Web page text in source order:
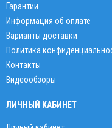
Гарантии
Информация об оплате
Варианты доставки
Политика
Контакты
Видеообзоры
ЛИЧНЫЙ КАБИНЕТ